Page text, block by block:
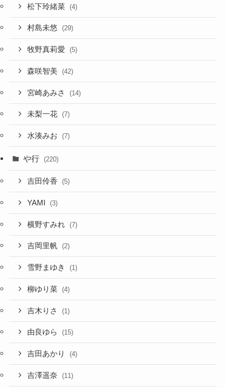
松下玲緒菜 (4)
村島未悠 (29)
牧野真莉愛 (5)
森咲智美 (42)
宮崎あみさ (14)
未梨一花 (7)
水湊みお (7)
や行 (220)
吉田伶香 (5)
YAMI (3)
横野すみれ (7)
吉岡里帆 (2)
雪野まゆき (1)
柳ゆり菜 (4)
吉木りさ (1)
由良ゆら (15)
吉田あかり (4)
吉澤遥奈 (11)